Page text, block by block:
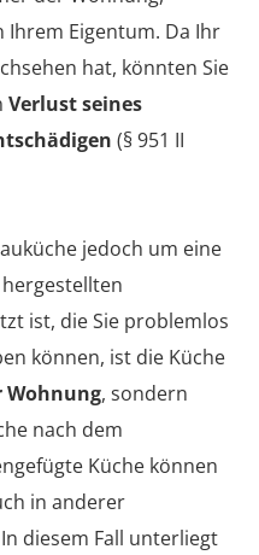
Eigentum. Da Ihr
hat, könnten Sie
Verlust seines
(§ 951 II
jedoch um eine
ist, die Sie problemlos
können, ist die Küche
Wohnung, sondern
nach dem
Küche können
in anderer
diesem Fall unterliegt